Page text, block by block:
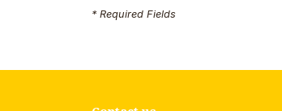
* Required Fields